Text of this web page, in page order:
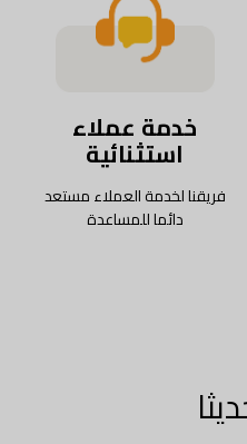
خدمة عملاء
استثنائية
فريقنا لخدمة العملاء مستعد
دائما للمساعدة